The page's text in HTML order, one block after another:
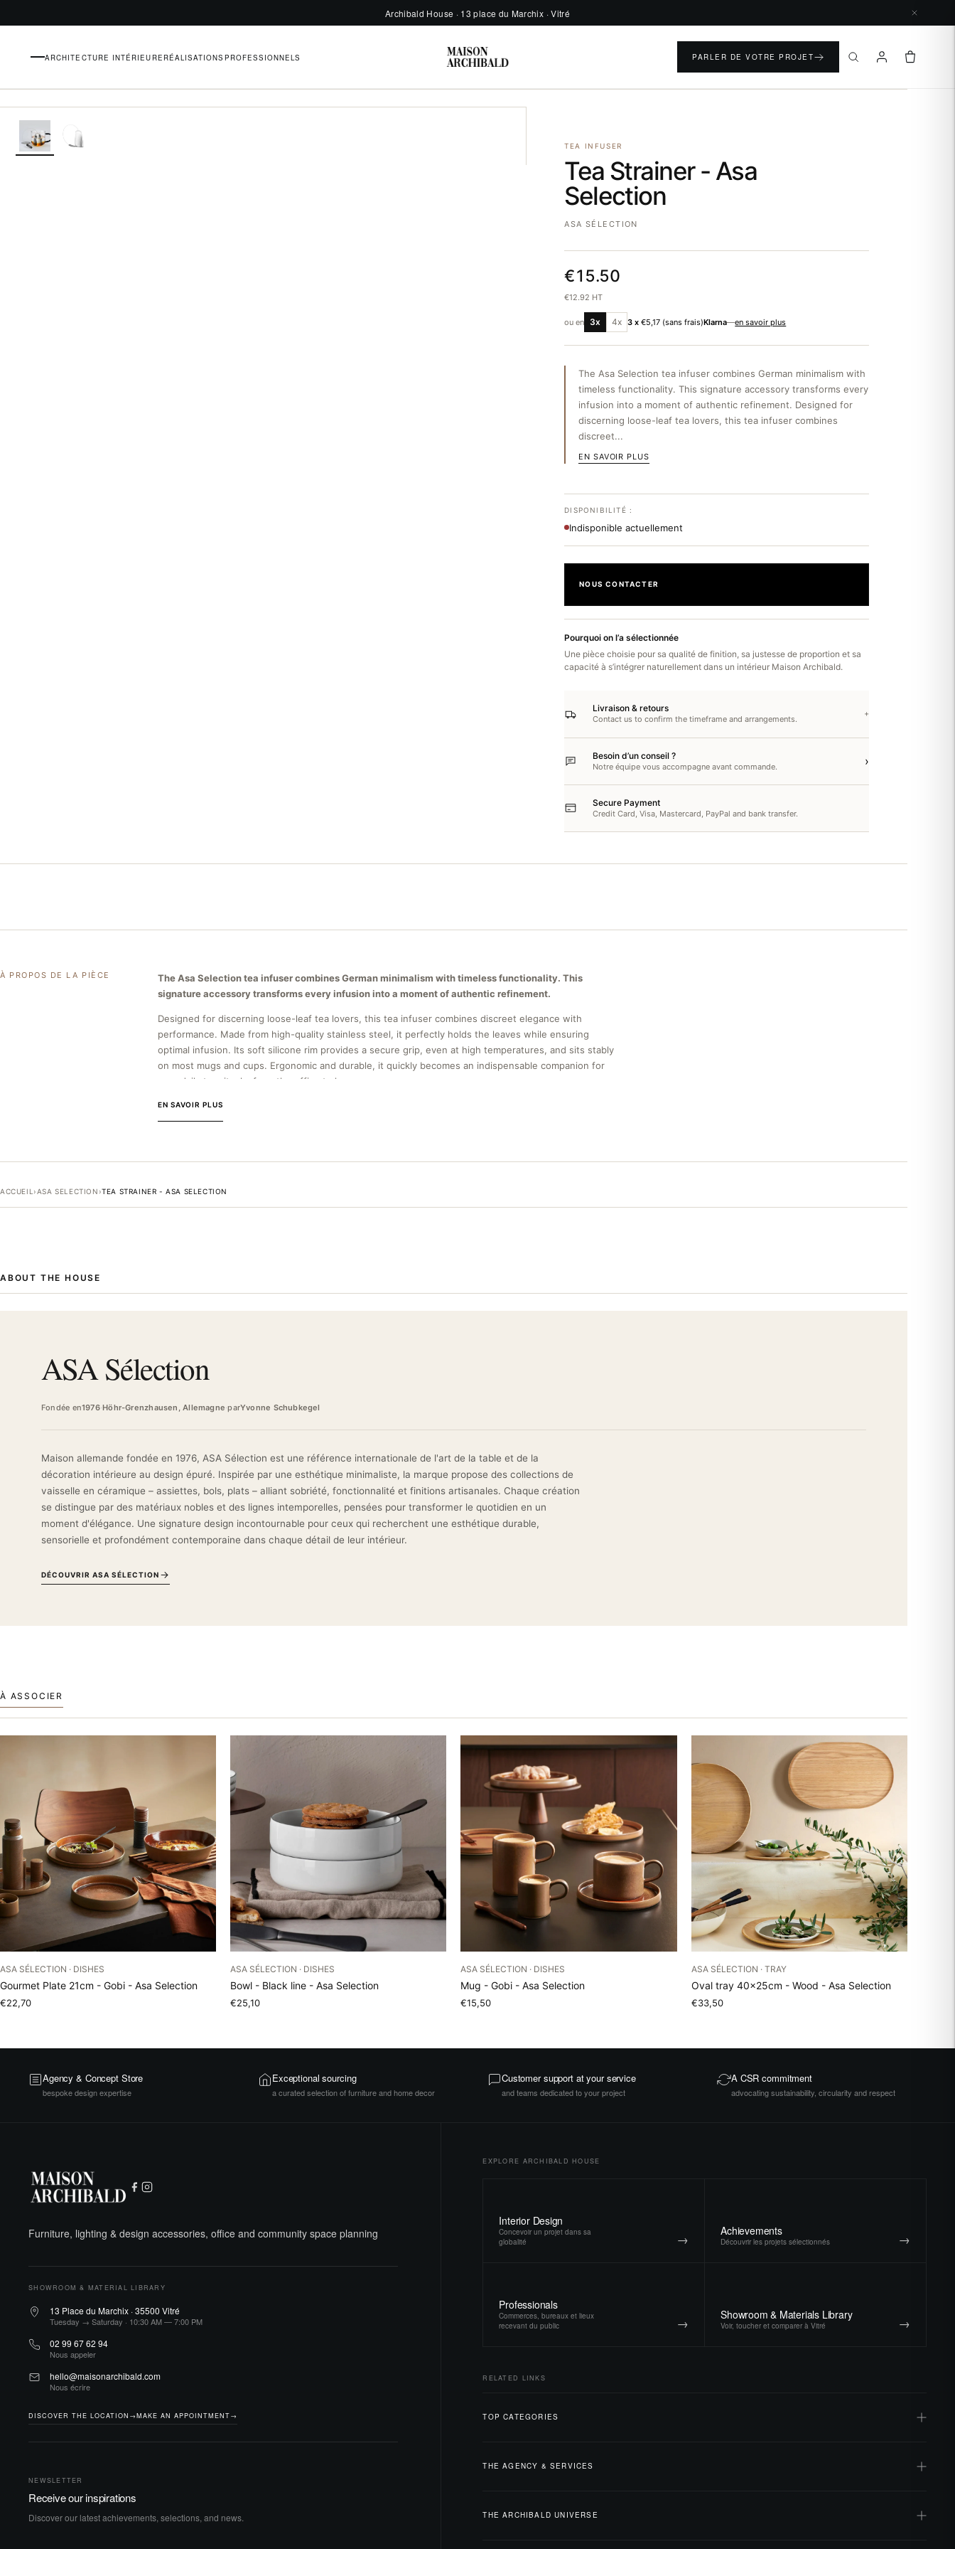
Archibald House · 13 place du Marchix · Vitré
MENU
ARCHITECTURE INTÉRIEURE RÉALISATIONS PROFESSIONNELS PARLER DE VOTRE PROJET
TEA INFUSER
Tea Strainer - Asa
Selection
ASA SÉLECTION
€15.50
€12.92 HT
ou en 3x 4x 3 x €5,17 (sans frais)Klarna—en savoir plus
The Asa Selection tea infuser combines German minimalism with
timeless functionality. This signature accessory transforms every
infusion into a moment of authentic refinement. Designed for
discerning loose-leaf tea lovers, this tea infuser combines
discreet...
EN SAVOIR PLUS
DISPONIBILITÉ :
Indisponible actuellement
NOUS CONTACTER
Pourquoi on l’a sélectionnée
Une pièce choisie pour sa qualité de finition, sa justesse de proportion et sa
capacité à s’intégrer naturellement dans un intérieur Maison Archibald.
Livraison & retours
Contact us to confirm the timeframe and arrangements.
+
Besoin d’un conseil ?
Notre équipe vous accompagne avant commande. ›
Secure Payment
Credit Card, Visa, Mastercard, PayPal and bank transfer.
À PROPOS DE LA PIÈCE
The Asa Selection tea infuser combines German minimalism with timeless functionality. This
signature accessory transforms every infusion into a moment of authentic refinement.
Designed for discerning loose-leaf tea lovers, this tea infuser combines discreet elegance with
performance. Made from high-quality stainless steel, it perfectly holds the leaves while ensuring
optimal infusion. Its soft silicone rim provides a secure grip, even at high temperatures, and sits stably
on most mugs and cups. Ergonomic and durable, it quickly becomes an indispensable companion for
your daily tea rituals, from the office to home.
THE ASA SELECTION BRAND
Founded in 1976 in Höhr-Grenzhausen, the historic birthplace of German ceramics, Asa Selection
This serving accessory embodies the founding values: premium 18/10 stainless steel, resistance to
Complete your tea set with this premium everyday essential. Discover it in the Asa Selection collection
EN SAVOIR PLUS
ACCUEIL ›ASA SELECTION ›TEA STRAINER - ASA SELECTION
ABOUT THE HOUSE
ASA Sélection
Fondée en1976·Höhr-Grenzhausen, Allemagne·parYvonne Schubkegel
Maison allemande fondée en 1976, ASA Sélection est une référence internationale de l'art de la table et de la
décoration intérieure au design épuré. Inspirée par une esthétique minimaliste, la marque propose des collections de
vaisselle en céramique – assiettes, bols, plats – alliant sobriété, fonctionnalité et finitions artisanales. Chaque création
se distingue par des matériaux nobles et des lignes intemporelles, pensées pour transformer le quotidien en un
moment d'élégance. Une signature design incontournable pour ceux qui recherchent une esthétique durable,
sensorielle et profondément contemporaine dans chaque détail de leur intérieur.
DÉCOUVRIR ASA SÉLECTION
À ASSOCIER
ASA SÉLECTION · DISHES
Gourmet Plate 21cm - Gobi - Asa Selection
€22,70
ASA SÉLECTION · DISHES
Bowl - Black line - Asa Selection
€25,10
ASA SÉLECTION · DISHES
Mug - Gobi - Asa Selection
€15,50
ASA SÉLECTION · TRAY
Oval tray 40x25cm - Wood - Asa Selection
€33,50
Agency & Concept Store
bespoke design expertise
Exceptional sourcing
a curated selection of furniture and home decor
Customer support at your service
and teams dedicated to your project
A CSR commitment
advocating sustainability, circularity and respect
Furniture, lighting & design accessories, office and community space planning
SHOWROOM & MATERIAL LIBRARY
13 Place du Marchix · 35500 Vitré
Tuesday → Saturday · 10:30 AM — 7:00 PM
02 99 67 62 94
Nous appeler
hello@maisonarchibald.com
Nous écrire
DISCOVER THE LOCATION →MAKE AN APPOINTMENT→
NEWSLETTER
Receive our inspirations
Discover our latest achievements, selections, and news.
EXPLORE ARCHIBALD HOUSE
Interior Design
Concevoir un projet dans sa
globalité
→ Achievements
Découvrir les projets sélectionnés →
Professionals
Commerces, bureaux et lieux
recevant du public
→ Showroom & Materials Library
Voir, toucher et comparer à Vitré →
RELATED LINKS
TOP CATEGORIES
THE AGENCY & SERVICES
THE ARCHIBALD UNIVERSE